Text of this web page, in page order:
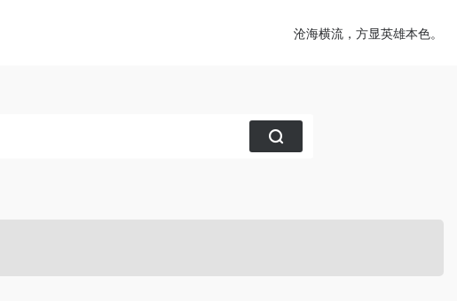
沧海横流，方显英雄本色。